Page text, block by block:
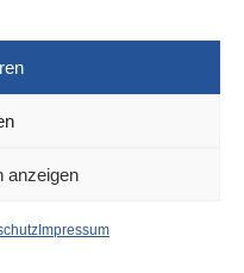
anzeigen
Impressum